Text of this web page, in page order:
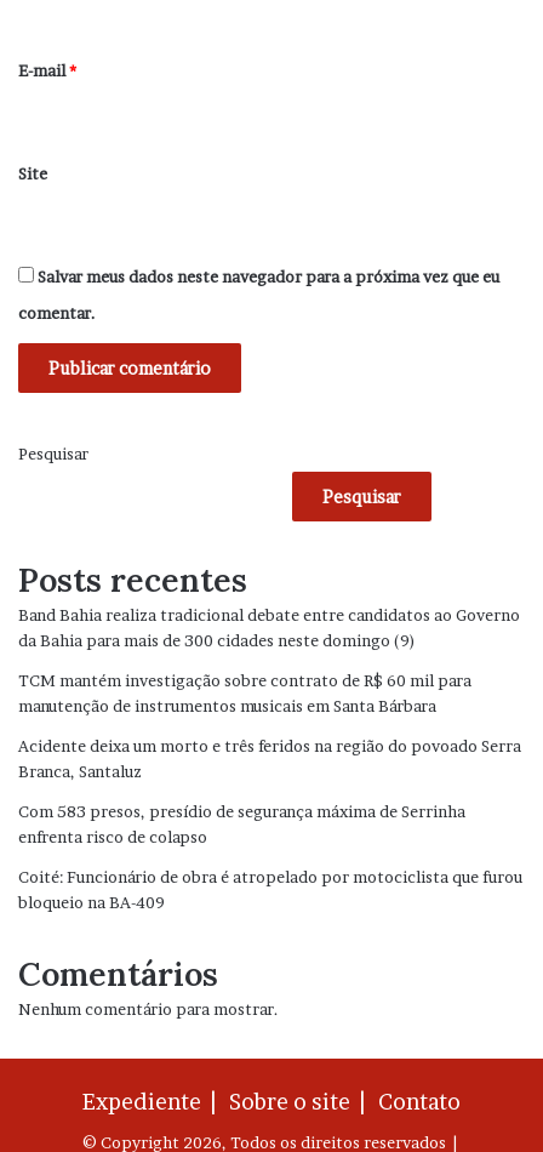
*
E-mail*
Site
Salvar meus dados neste navegador para a próxima vez que eu
comentar.
Pesquisar
Pesquisar
Posts recentes
Band Bahia realiza tradicional debate entre candidatos ao Governo
da Bahia para mais de 300 cidades neste domingo (9)
TCM mantém investigação sobre contrato de R$ 60 mil para
manutenção de instrumentos musicais em Santa Bárbara
Acidente deixa um morto e três feridos na região do povoado Serra
Branca, Santaluz
Com 583 presos, presídio de segurança máxima de Serrinha
enfrenta risco de colapso
Coité: Funcionário de obra é atropelado por motociclista que furou
bloqueio na BA-409
Comentários
Nenhum comentário para mostrar.
Expediente | Sobre o site | Contato
© Copyright 2026, Todos os direitos reservados |